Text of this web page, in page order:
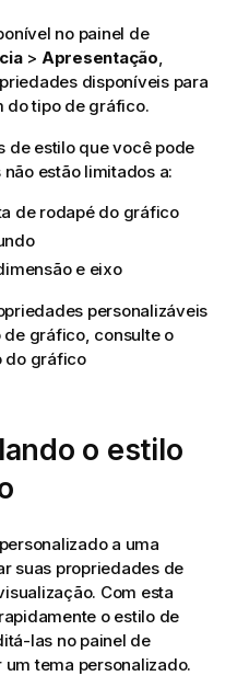
no painel de
> Apresentação,
disponíveis para
do tipo de gráfico.
de estilo que você pode
estão limitados a:
de rodapé do gráfico
e eixo
personalizáveis
gráfico, consulte o
do gráfico
o estilo
a uma
suas propriedades de
Com esta
o estilo de
las no painel de
tema personalizado.